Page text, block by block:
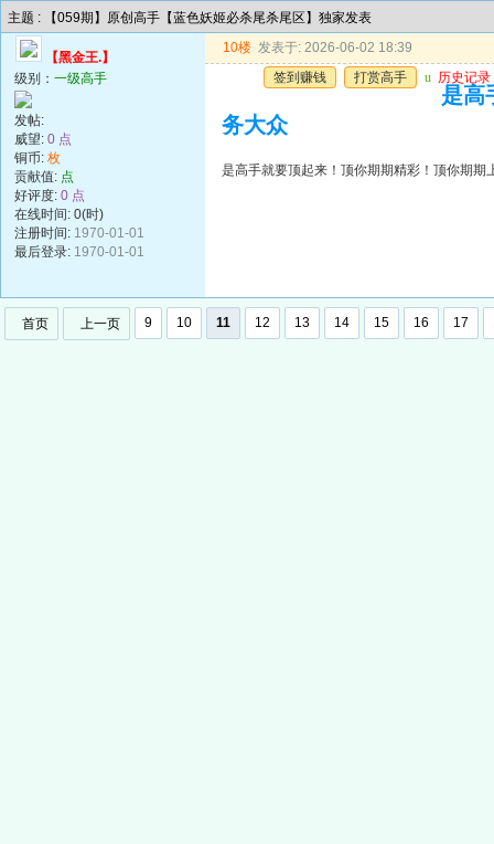
主题 : 【059期】原创高手【蓝色妖姬必杀尾杀尾区】独家发表
【黑金王.】
级别： 一级高手
发帖:
威望: 0 点
铜币: 枚
贡献值: 点
好评度: 0 点
在线时间: 0(时)
注册时间: 1970-01-01
最后登录: 1970-01-01
10楼 发表于: 2026-06-02 18:39
签到赚钱
打赏高手 u 历史记录
是高
务大众
是高手就要顶起来！顶你期期精彩！顶你期期
首页 上一页 9 10 11 12 13 14 15 16 17